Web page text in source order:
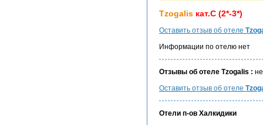
Tzogalis кат.C (2*-3*)
Оставить отзыв об отеле
Информации по отелю нет
Отзывы об отеле Tzogalis :
Оставить отзыв об отеле
Отели п-ов Халкидики